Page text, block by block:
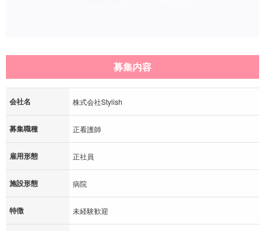
募集内容
会社名 株式会社Stylish
募集職種 正看護師
雇用形態 正社員
施設形態 病院
特徴 未経験歓迎